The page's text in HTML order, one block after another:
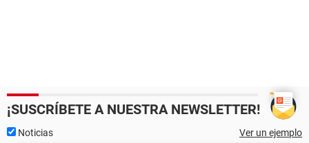
¡SUSCRÍBETE A NUESTRA NEWSLETTER!
Noticias Ver un ejemplo